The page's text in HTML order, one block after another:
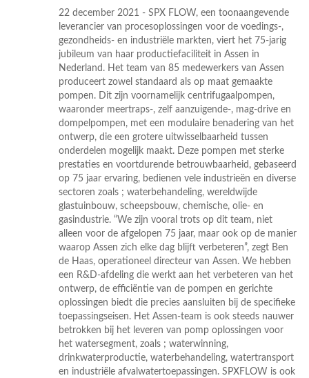
22 december 2021 - SPX FLOW, een toonaangevende
leverancier van procesoplossingen voor de voedings-,
gezondheids- en industriële markten, viert het 75-jarig
jubileum van haar productiefaciliteit in Assen in
Nederland. Het team van 85 medewerkers van Assen
produceert zowel standaard als op maat gemaakte
pompen. Dit zijn voornamelijk centrifugaalpompen,
waaronder meertraps-, zelf aanzuigende-, mag-drive en
dompelpompen, met een modulaire benadering van het
ontwerp, die een grotere uitwisselbaarheid tussen
onderdelen mogelijk maakt. Deze pompen met sterke
prestaties en voortdurende betrouwbaarheid, gebaseerd
op 75 jaar ervaring, bedienen vele industrieën en diverse
sectoren zoals ; waterbehandeling, wereldwijde
glastuinbouw, scheepsbouw, chemische, olie- en
gasindustrie. “We zijn vooral trots op dit team, niet
alleen voor de afgelopen 75 jaar, maar ook op de manier
waarop Assen zich elke dag blijft verbeteren”, zegt Ben
de Haas, operationeel directeur van Assen. We hebben
een R&D-afdeling die werkt aan het verbeteren van het
ontwerp, de efficiëntie van de pompen en gerichte
oplossingen biedt die precies aansluiten bij de specifieke
toepassingseisen. Het Assen-team is ook steeds nauwer
betrokken bij het leveren van pomp oplossingen voor
het watersegment, zoals ; waterwinning,
drinkwaterproductie, waterbehandeling, watertransport
en industriële afvalwatertoepassingen. SPXFLOW is ook